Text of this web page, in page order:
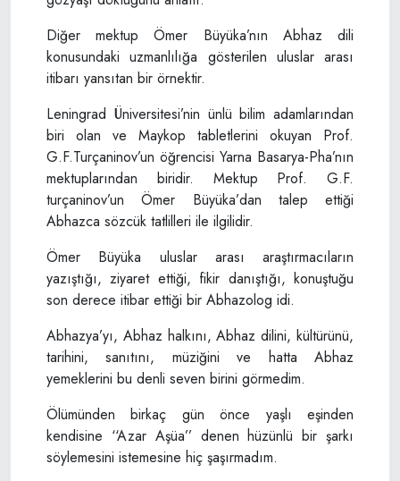
Diğer mektup Ömer Büyüka’nın Abhaz dili
konusundaki uzmanlılığa gösterilen uluslar arası
itibarı yansıtan bir örnektir.
Leningrad Üniversitesi’nin ünlü bilim adamlarından
biri olan ve Maykop tabletlerini okuyan Prof.
G.F.Turçaninov’un öğrencisi Yarna Basarya-Pha’nın
mektuplarından biridir. Mektup Prof. G.F.
turçaninov’un Ömer Büyüka’dan talep ettiği
Abhazca sözcük tatlilleri ile ilgilidir.
Ömer Büyüka uluslar arası araştırmacıların
yazıştığı, ziyaret ettiği, fikir danıştığı, konuştuğu
son derece itibar ettiği bir Abhazolog idi.
Abhazya’yı, Abhaz halkını, Abhaz dilini, kültürünü,
tarihini, sanıtını, müziğini ve hatta Abhaz
yemeklerini bu denli seven birini görmedim.
Ölümünden birkaç gün önce yaşlı eşinden
kendisine ‘‘Azar Aşüa’’ denen hüzünlü bir şarkı
söylemesini istemesine hiç şaşırmadım.